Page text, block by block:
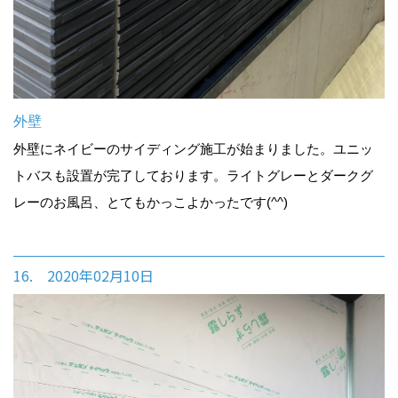
外壁
外壁にネイビーのサイディング施工が始まりました。ユニッ
トバスも設置が完了しております。ライトグレーとダークグ
レーのお風呂、とてもかっこよかったです(^^)
16. 2020年02月10日